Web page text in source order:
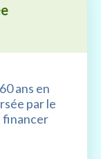
ans en
par le
financer